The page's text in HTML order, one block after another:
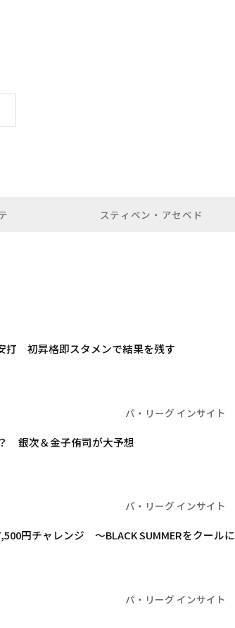
スティベン・アセベド
打 初昇格即スタメンで結果を残す
パ・リーグ インサイト
銀次＆金子侑司が大予想
パ・リーグ インサイト
円チャレンジ 〜BLACK SUMMERをクールに
パ・リーグ インサイト